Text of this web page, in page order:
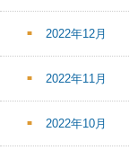
2022年12月
2022年11月
2022年10月